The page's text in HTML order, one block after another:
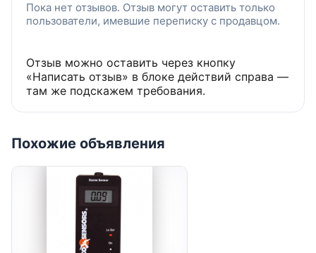
Пока нет отзывов. Отзыв могут оставить только
пользователи, имевшие переписку с продавцом.
Отзыв можно оставить через кнопку
«Написать отзыв» в блоке действий справа —
там же подскажем требования.
Похожие объявления